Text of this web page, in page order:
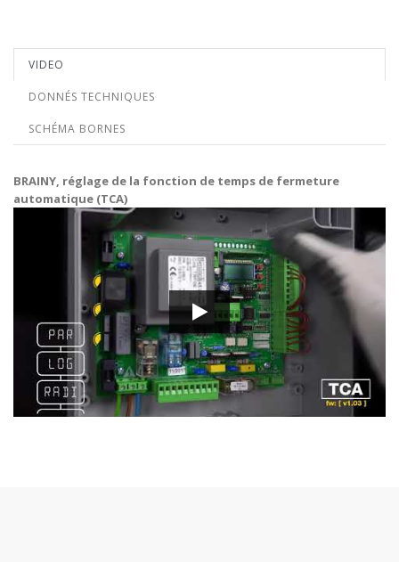
VIDEO
DONNÉS TECHNIQUES
SCHÉMA BORNES
BRAINY, réglage de la fonction de temps de fermeture
automatique (TCA)